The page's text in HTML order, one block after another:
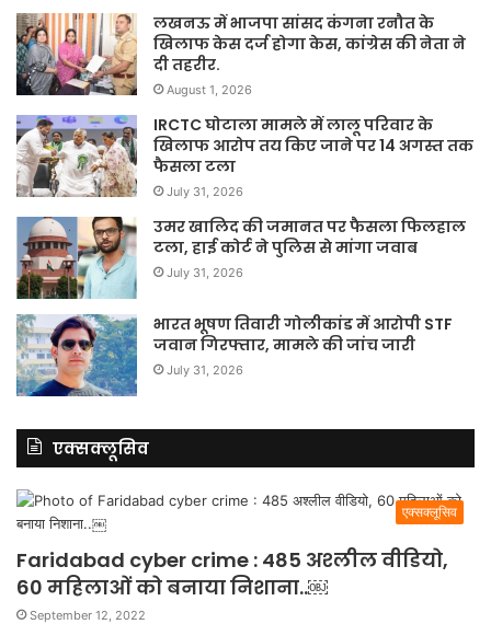
लखनऊ में भाजपा सांसद कंगना रनौत के
खिलाफ केस दर्ज होगा केस, कांग्रेस की नेता ने
दी तहरीर.
August 1, 2026
IRCTC घोटाला मामले में लालू परिवार के
खिलाफ आरोप तय किए जाने पर 14 अगस्त तक
फैसला टला
July 31, 2026
उमर खालिद की जमानत पर फैसला फिलहाल
टला, हाई कोर्ट ने पुलिस से मांगा जवाब
July 31, 2026
भारत भूषण तिवारी गोलीकांड में आरोपी STF
जवान गिरफ्तार, मामले की जांच जारी
July 31, 2026
एक्सक्लूसिव
एक्सक्लूसिव
Faridabad cyber crime : 485 अश्लील वीडियो,
60 महिलाओं को बनाया निशाना..￼
September 12, 2022